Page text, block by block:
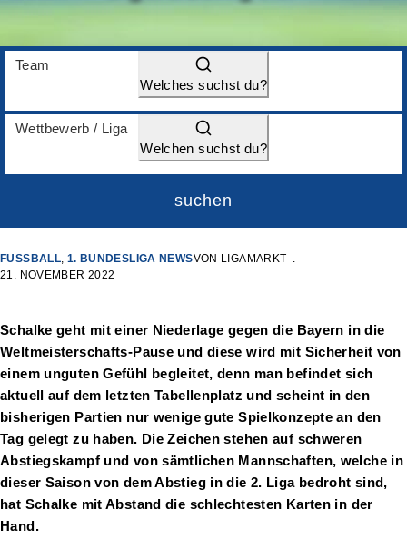
Team
Welches suchst du?
Wettbewerb / Liga
Welchen suchst du?
suchen
FUSSBALL , 1. BUNDESLIGA NEWSVON LIGAMARKT
21. NOVEMBER 2022
Schalke geht mit einer Niederlage gegen die Bayern in die
Weltmeisterschafts-Pause und diese wird mit Sicherheit von
einem unguten Gefühl begleitet, denn man befindet sich
aktuell auf dem letzten Tabellenplatz und scheint in den
bisherigen Partien nur wenige gute Spielkonzepte an den
Tag gelegt zu haben. Die Zeichen stehen auf schweren
Abstiegskampf und von sämtlichen Mannschaften, welche in
dieser Saison von dem Abstieg in die 2. Liga bedroht sind,
hat Schalke mit Abstand die schlechtesten Karten in der
Hand.